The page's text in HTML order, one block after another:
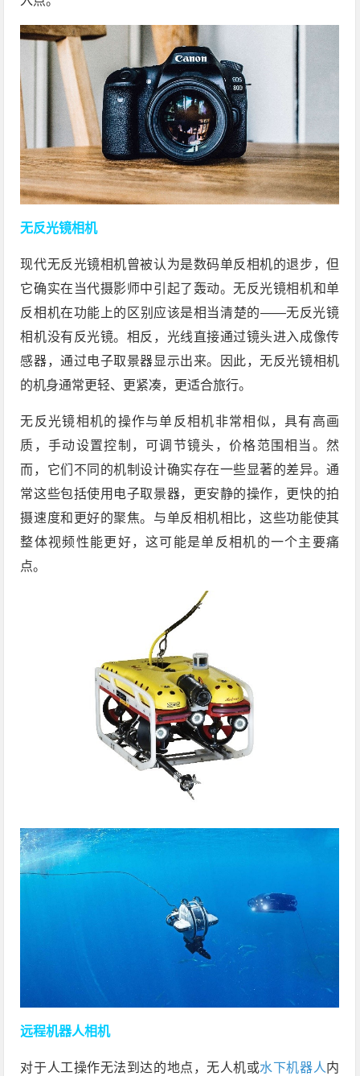
无反光镜相机
现代无反光镜相机曾被认为是数码单反相机的退步，但
它确实在当代摄影师中引起了轰动。无反光镜相机和单
反相机在功能上的区别应该是相当清楚的——无反光镜
相机没有反光镜。相反，光线直接通过镜头进入成像传
感器，通过电子取景器显示出来。因此，无反光镜相机
的机身通常更轻、更紧凑，更适合旅行。
无反光镜相机的操作与单反相机非常相似，具有高画
质，手动设置控制，可调节镜头，价格范围相当。然
而，它们不同的机制设计确实存在一些显著的差异。通
常这些包括使用电子取景器，更安静的操作，更快的拍
摄速度和更好的聚焦。与单反相机相比，这些功能使其
整体视频性能更好，这可能是单反相机的一个主要痛
点。
远程机器人相机
对于人工操作无法到达的地点，无人机或水下机器人内